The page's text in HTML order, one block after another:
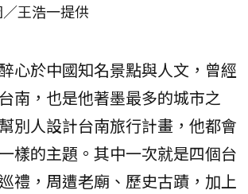
王浩一提供
心於中國知名景點與人文，曾經
南，也是他著墨最多的城市之
別人設計台南旅行計畫，他都會
樣的主題。其中一次就是四個台
禮，周遭老廟、歷史古蹟，加上